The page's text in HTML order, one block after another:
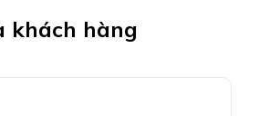
khách hàng